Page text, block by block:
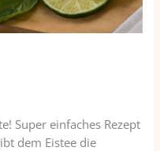
Super einfaches Rezept
dem Eistee die